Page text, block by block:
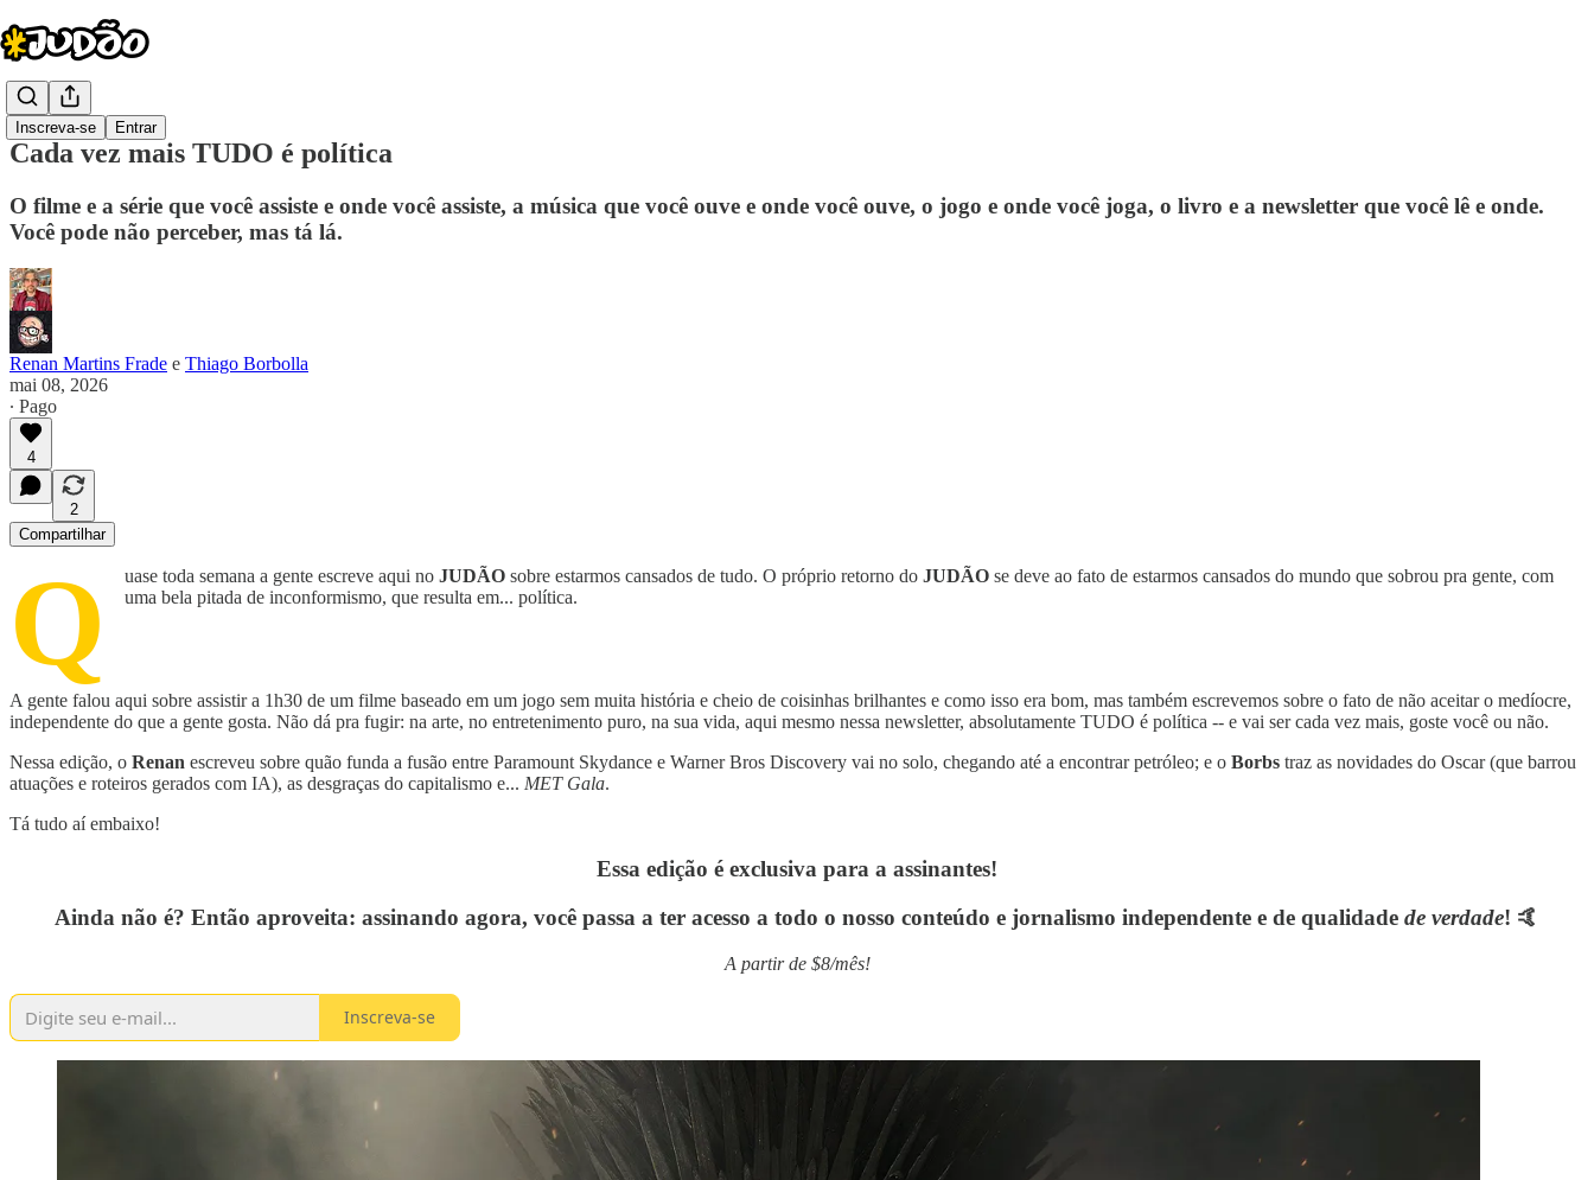
Inscreva-se Entrar
Cada vez mais TUDO é política
O filme e a série que você assiste e onde você assiste, a música que você ouve e onde você ouve, o jogo e onde você joga, o livro e a newsletter que você lê e onde.
Você pode não perceber, mas tá lá.
Renan Martins Frade e Thiago Borbolla
mai 08, 2026
∙ Pago
4
2
Compartilhar
Q uase toda semana a gente escreve aqui no JUDÃO sobre estarmos cansados de tudo. O próprio retorno do JUDÃO se deve ao fato de estarmos cansados do mundo que sobrou pra gente, com
uma bela pitada de inconformismo, que resulta em... política.
A gente falou aqui sobre assistir a 1h30 de um filme baseado em um jogo sem muita história e cheio de coisinhas brilhantes e como isso era bom, mas também escrevemos sobre o fato de não aceitar o medíocre,
independente do que a gente gosta. Não dá pra fugir: na arte, no entretenimento puro, na sua vida, aqui mesmo nessa newsletter, absolutamente TUDO é política -- e vai ser cada vez mais, goste você ou não.
Nessa edição, o Renan escreveu sobre quão funda a fusão entre Paramount Skydance e Warner Bros Discovery vai no solo, chegando até a encontrar petróleo; e o Borbs traz as novidades do Oscar (que barrou
atuações e roteiros gerados com IA), as desgraças do capitalismo e... MET Gala.
Tá tudo aí embaixo!
Essa edição é exclusiva para a assinantes!
Ainda não é? Então aproveita: assinando agora, você passa a ter acesso a todo o nosso conteúdo e jornalismo independente e de qualidade de verdade! 🤙
A partir de $8/mês!
Inscreva-se